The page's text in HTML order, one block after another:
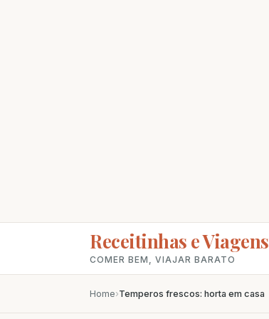
Receitinhas e Viagens
COMER BEM, VIAJAR BARATO
Home›Temperos frescos: horta em casa